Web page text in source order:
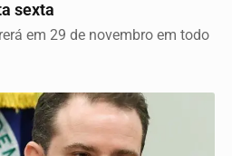
sexta
em 29 de novembro em todo